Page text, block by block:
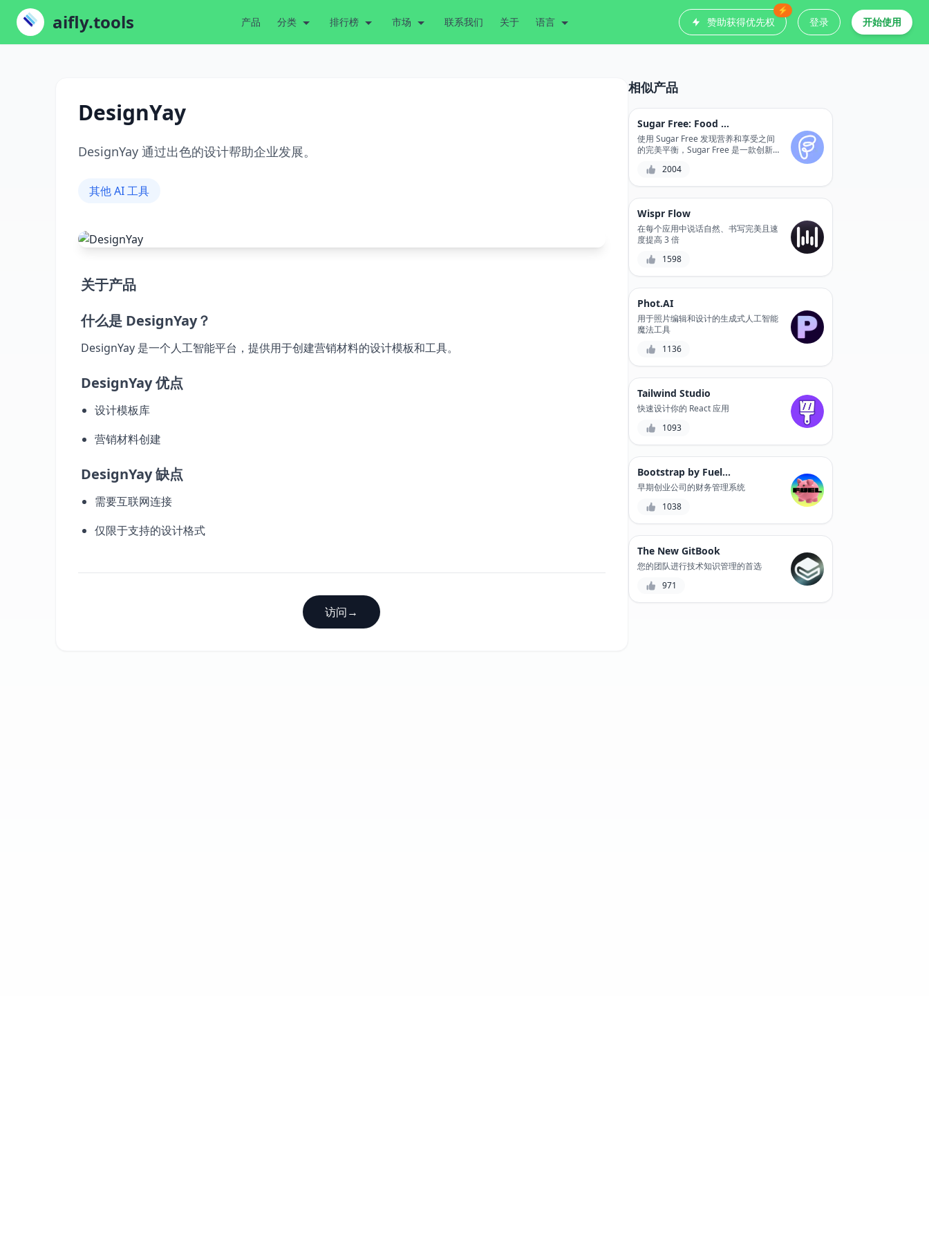
aifly.tools 产品 分类 排行榜 市场 联系我们 关于 语言 赞助获得优先权
⚡
登录 开始使用
DesignYay
DesignYay 通过出色的设计帮助企业发展。
其他 AI 工具
关于产品
什么是 DesignYay？
DesignYay 是一个人工智能平台，提供用于创建营销材料的设计模板和工具。
DesignYay 优点
设计模板库
营销材料创建
DesignYay 缺点
需要互联网连接
仅限于支持的设计格式
访问→
相似产品
Sugar Free: Food Scanner
使用 Sugar Free 发现营养和享受之间
的完美平衡，Sugar Free 是一款创新
和营养成分。
2004
Wispr Flow
在每个应用中说话自然、书写完美且速
度提高 3 倍
1598
Phot.AI
用于照片编辑和设计的生成式人工智能
魔法工具
1136
Tailwind Studio
快速设计你的 React 应用
1093
Bootstrap by Fuelfinance
早期创业公司的财务管理系统
1038
The New GitBook
您的团队进行技术知识管理的首选
971